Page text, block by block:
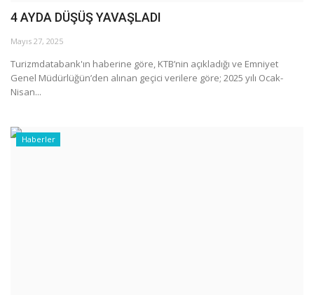
4 AYDA DÜŞÜŞ YAVAŞLADI
Mayıs 27, 2025
Turizmdatabank'ın haberine göre, KTB’nin açıkladığı ve Emniyet
Genel Müdürlüğün’den alınan geçici verilere göre; 2025 yılı Ocak-
Nisan...
Haberler